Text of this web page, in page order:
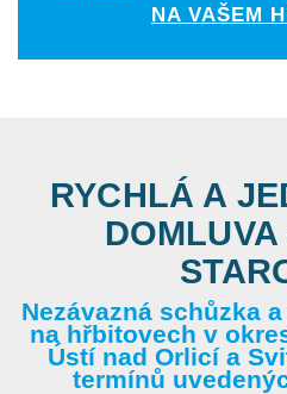
NA VAŠEM
RYCHLÁ A
Nezávazná schůzka
na hřbitovech v
Ústí nad Orlicí a
termínů